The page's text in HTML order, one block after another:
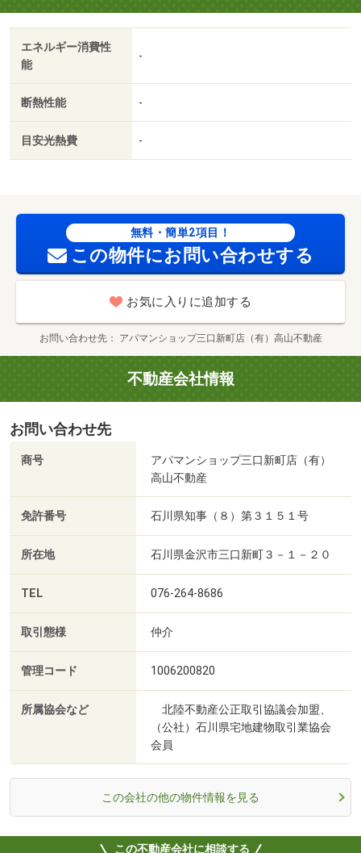
水洗浄便座／脱衣所／洗面所独立／洗面化粧台／駐輪場／
ＣＡＴＶ／閑静な住宅地／最上階／敷金不要／対面式キッ
チン／ペット相談／照明付／全居室洋室／ウォークインク
ロゼット／保証人不要／駐車２台可／二人入居相談／全居
住宅地／トランクルーム／１フロア２住戸／浴室に窓／複
層ガラス／平坦地／南面リビング／浴室１坪以上／ペット
専用設備／前面棟無／２駅利用可／上階無し／駐車並列２
１ヶ月／保証会社利用可／全室照明付／粟田北（その他）
まで１０３ｍ／クスリのアオキ野々市中央店（ドラッグス
トア）まで３４１ｍ／ウエルシア金沢額新保店（ドラッグ
ストア）まで４９２ｍ／ＴＳＵＴＡＹＡ金沢野々市店（レ
ンタルビデオ）まで４７８ｍ/賃貸戸数:4戸
エネルギー消費性
能
-
断熱性能 -
目安光熱費 -
無料・簡単2項目！
この物件にお問い合わせする
お気に入りに追加する
お問い合わせ先 アパマンショップ三口新町店（有）高山不動産
不動産会社情報
お問い合わせ先
商号
アパマンショップ三口新町店（有）
高山不動産
免許番号 石川県知事（８）第３１５１号
所在地 石川県金沢市三口新町３－１－２０
TEL 076-264-8686
取引態様 仲介
管理コード 1006200820
所属協会など
北陸不動産公正取引協議会加盟、
（公社）石川県宅地建物取引業協会
会員
この会社の他の物件情報を見る
この不動産会社に相談する